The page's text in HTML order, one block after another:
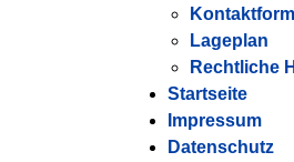
Lageplan
Rechtliche
Startseite
Impressum
Datenschutz